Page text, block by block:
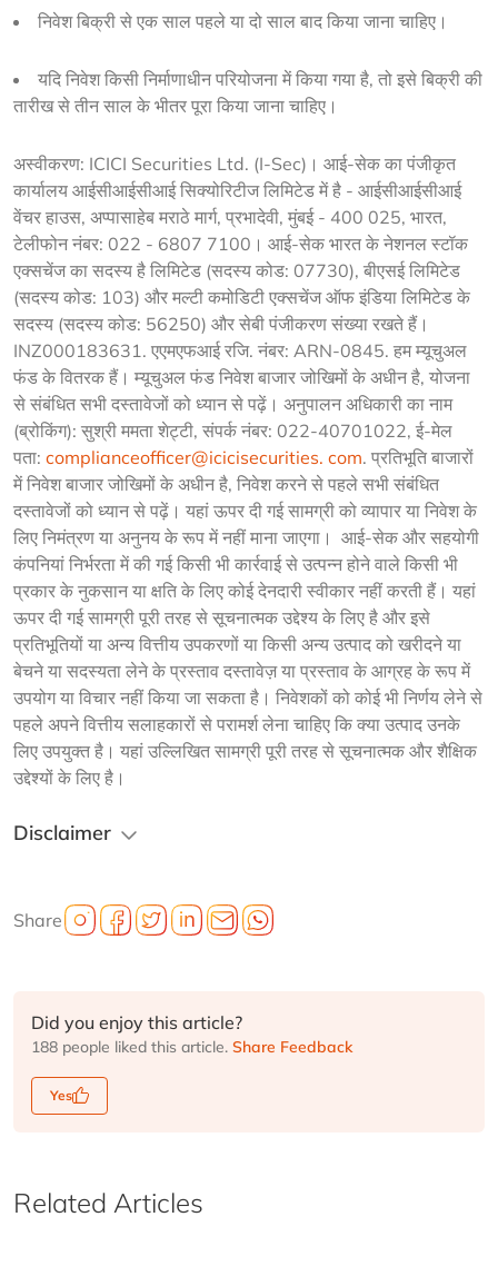
निवेश बिक्री से एक साल पहले या दो साल बाद किया जाना चाहिए।
यदि निवेश किसी निर्माणाधीन परियोजना में किया गया है, तो इसे बिक्री की
तारीख से तीन साल के भीतर पूरा किया जाना चाहिए।
अस्वीकरण: ICICI Securities Ltd. (I-Sec)। आई-सेक का पंजीकृत
कार्यालय आईसीआईसीआई सिक्योरिटीज लिमिटेड में है - आईसीआईसीआई
वेंचर हाउस, अप्पासाहेब मराठे मार्ग, प्रभादेवी, मुंबई - 400 025, भारत,
टेलीफोन नंबर: 022 - 6807 7100। आई-सेक भारत के नेशनल स्टॉक
एक्सचेंज का सदस्य है लिमिटेड (सदस्य कोड: 07730), बीएसई लिमिटेड
(सदस्य कोड: 103) और मल्टी कमोडिटी एक्सचेंज ऑफ इंडिया लिमिटेड के
सदस्य (सदस्य कोड: 56250) और सेबी पंजीकरण संख्या रखते हैं।
INZ000183631. एएमएफआई रजि. नंबर: ARN-0845. हम म्यूचुअल
फंड के वितरक हैं। म्यूचुअल फंड निवेश बाजार जोखिमों के अधीन है, योजना
से संबंधित सभी दस्तावेजों को ध्यान से पढ़ें। अनुपालन अधिकारी का नाम
(ब्रोकिंग): सुश्री ममता शेट्टी, संपर्क नंबर: 022-40701022, ई-मेल
पता: complianceofficer@icicisecurities. com. प्रतिभूति बाजारों
में निवेश बाजार जोखिमों के अधीन है, निवेश करने से पहले सभी संबंधित
दस्तावेजों को ध्यान से पढ़ें। यहां ऊपर दी गई सामग्री को व्यापार या निवेश के
लिए निमंत्रण या अनुनय के रूप में नहीं माना जाएगा। आई-सेक और सहयोगी
कंपनियां निर्भरता में की गई किसी भी कार्रवाई से उत्पन्न होने वाले किसी भी
प्रकार के नुकसान या क्षति के लिए कोई देनदारी स्वीकार नहीं करती हैं। यहां
ऊपर दी गई सामग्री पूरी तरह से सूचनात्मक उद्देश्य के लिए है और इसे
प्रतिभूतियों या अन्य वित्तीय उपकरणों या किसी अन्य उत्पाद को खरीदने या
बेचने या सदस्यता लेने के प्रस्ताव दस्तावेज़ या प्रस्ताव के आग्रह के रूप में
उपयोग या विचार नहीं किया जा सकता है। निवेशकों को कोई भी निर्णय लेने से
पहले अपने वित्तीय सलाहकारों से परामर्श लेना चाहिए कि क्या उत्पाद उनके
लिए उपयुक्त है। यहां उल्लिखित सामग्री पूरी तरह से सूचनात्मक और शैक्षिक
उद्देश्यों के लिए है।
Disclaimer
Share
Did you enjoy this article?
188 people liked this article. Share Feedback
Yes
Related Articles